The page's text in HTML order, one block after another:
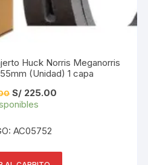
Huck Norris Meganorris
(Unidad) 1 capa
El
precio
original
S/ 240.00.
S/ 225.00
AC05752